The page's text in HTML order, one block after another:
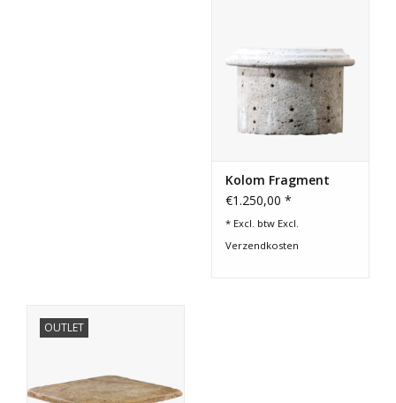
Kolom Fragment
€1.250,00 *
* Excl. btw Excl.
Verzendkosten
OUTLET